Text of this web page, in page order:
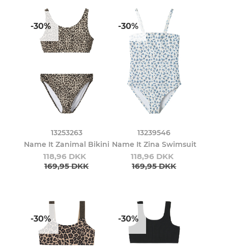
-30%
13253263
Name It Zanimal Bikini
118,96 DKK
169,95 DKK
-30%
13239546
Name It Zina Swimsuit
118,96 DKK
169,95 DKK
-30% -30%